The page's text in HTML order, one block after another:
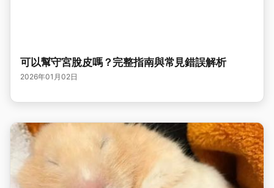
可以幫守宮脫皮嗎？完整指南與常見錯誤解析
2026年01月02日